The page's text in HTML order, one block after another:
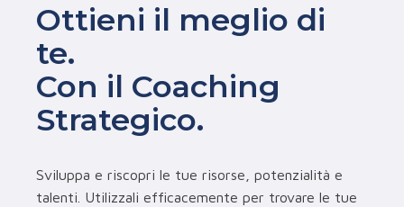
Ottieni il meglio di
te.
Con il Coaching
Strategico.
Sviluppa e riscopri le tue risorse, potenzialità e
talenti. Utilizzali efficacemente per trovare le tue